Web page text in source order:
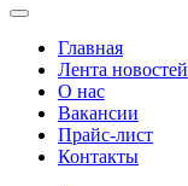
Главная
Лента новостей
О нас
Вакансии
Прайс-лист
Контакты